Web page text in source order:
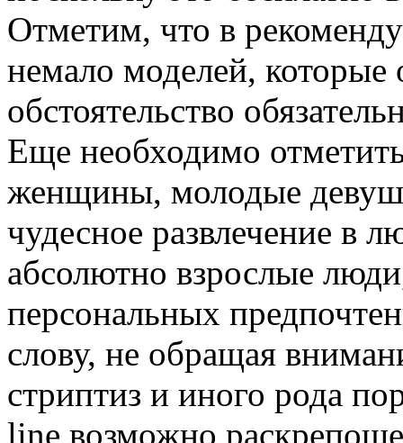
Отметим, что в
немало моделей,
обстоятельство
Еще необходимо
женщины, молодые
чудесное развлечение в
абсолютно взрослые
персональных
слову, не обращая
стриптиз и иного рода
line возможно